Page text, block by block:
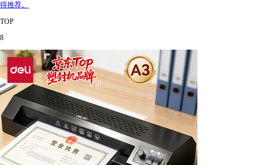
得推荐。
TOP
8